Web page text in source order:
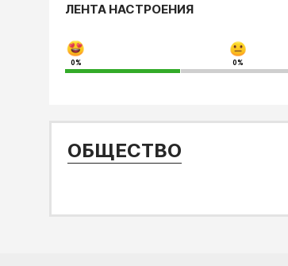
ЛЕНТА НАСТРОЕНИЯ
0% 0%
ОБЩЕСТВО